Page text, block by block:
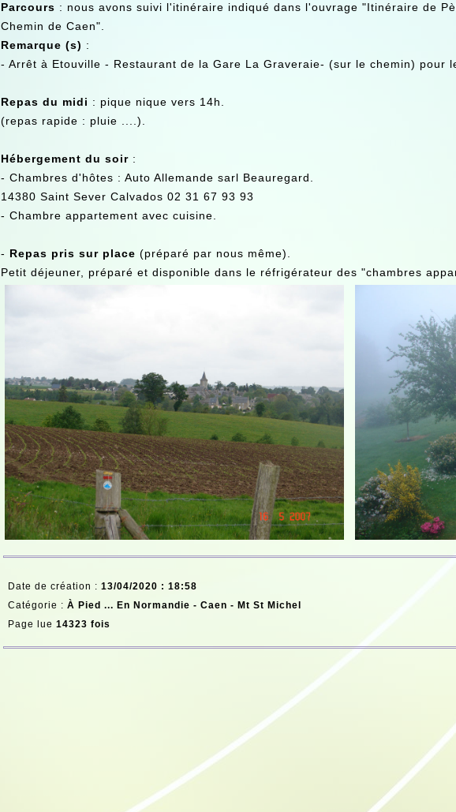
Parcours : nous avons suivi l'itinéraire indiqué dans l'ouvrage "Itinéraire de
Chemin de Caen".
Remarque (s) :
- Arrêt à Etouville - Restaurant de la Gare La Graveraie- (sur le chemin) pour
Repas du midi : pique nique vers 14h.
(repas rapide : pluie ....).
Hébergement du soir :
- Chambres d'hôtes : Auto Allemande sarl Beauregard.
14380 Saint Sever Calvados 02 31 67 93 93
- Chambre appartement avec cuisine.
- Repas pris sur place (préparé par nous même).
Petit déjeuner, préparé et disponible dans le réfrigérateur des "chambres
Date de création : 13/04/2020 : 18:58
Catégorie : À Pied ... En Normandie - Caen - Mt St Michel
Page lue 14323 fois